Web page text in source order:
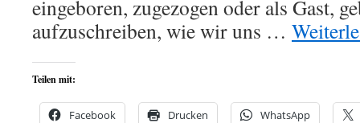
eingeboren, zugezogen oder als Gast,
aufzuschreiben, wie wir uns …
Teilen mit:
Facebook Drucken WhatsApp